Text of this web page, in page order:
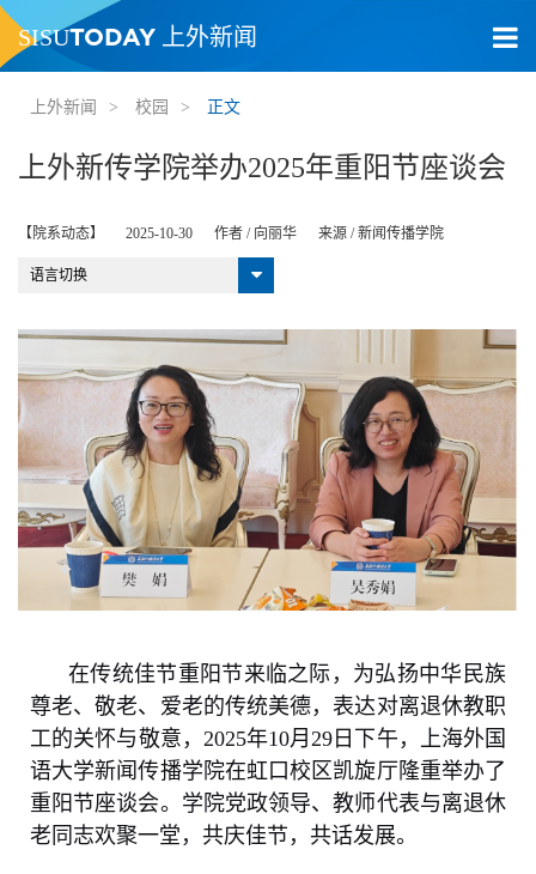
SISUTODAY 上外新闻
上外新闻 > 校园 > 正文
上外新传学院举办2025年重阳节座谈会
【院系动态】 2025-10-30 作者 / 向丽华 来源 /新闻传播学院
语言切换
在传统佳节重阳节来临之际，为弘扬中华民族
尊老、敬老、爱老的传统美德，表达对离退休教职
工的关怀与敬意，2025年10月29日下午，上海外国
语大学新闻传播学院在虹口校区凯旋厅隆重举办了
重阳节座谈会。学院党政领导、教师代表与离退休
老同志欢聚一堂，共庆佳节，共话发展。